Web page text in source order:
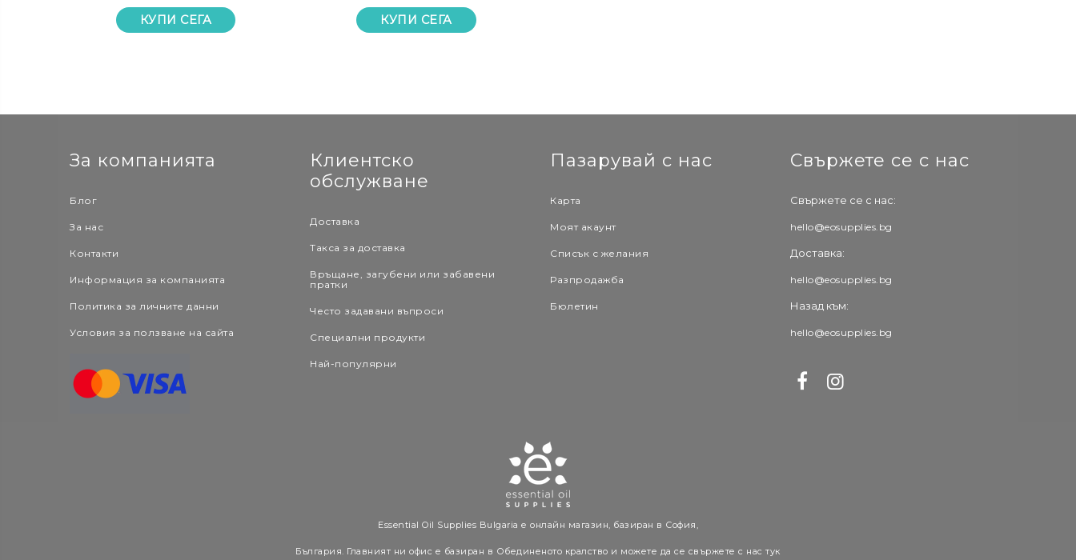
КУПИ СЕГА КУПИ СЕГА
За компанията
Блог
За нас
Контакти
Информация за компанията
Политика за личните данни
Условия за ползване на сайта
Клиентско
обслужване
Доставка
Такса за доставка
Връщане, загубени или забавени
пратки
Често задавани въпроси
Специални продукти
Най-популярни
Пазарувай с нас
Карта
Моят акаунт
Списък с желания
Разпродажба
Бюлетин
Свържете се с нас
Свържете се с нас:
hello@eosupplies.bg
Доставка:
hello@eosupplies.bg
Назад към:
hello@eosupplies.bg
Essential Oil Supplies Bulgaria е онлайн магазин, базиран в София,
България. Главният ни офис е базиран в Обединеното кралство и можете да се свържете с нас тук